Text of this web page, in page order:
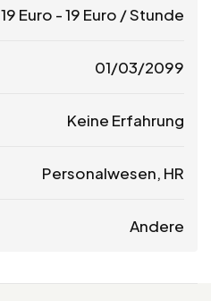
19 Euro -19 Euro / Stunde
01/03/2099
Keine Erfahrung
Personalwesen, HR
Andere